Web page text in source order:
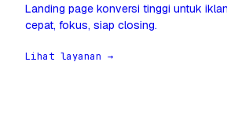
Landing page konversi tinggi untuk
cepat, fokus, siap closing.
Lihat layanan →